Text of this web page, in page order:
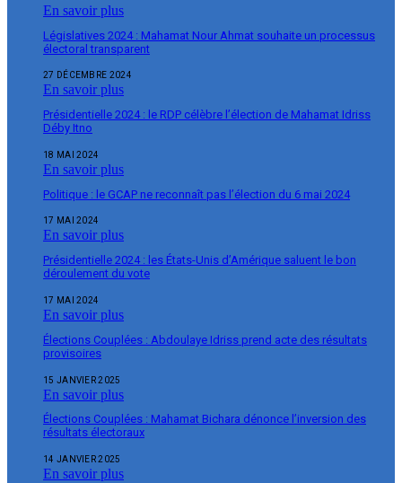
En savoir plus
Législatives 2024 : Mahamat Nour Ahmat souhaite un processus
électoral transparent
27 DÉCEMBRE 2024
En savoir plus
Présidentielle 2024 : le RDP célèbre l’élection de Mahamat Idriss
Déby Itno
18 MAI 2024
En savoir plus
Politique : le GCAP ne reconnaît pas l’élection du 6 mai 2024
17 MAI 2024
En savoir plus
Présidentielle 2024 : les États-Unis d’Amérique saluent le bon
déroulement du vote
17 MAI 2024
En savoir plus
Élections Couplées : Abdoulaye Idriss prend acte des résultats
provisoires
15 JANVIER 2025
En savoir plus
Élections Couplées : Mahamat Bichara dénonce l’inversion des
résultats électoraux
14 JANVIER 2025
En savoir plus